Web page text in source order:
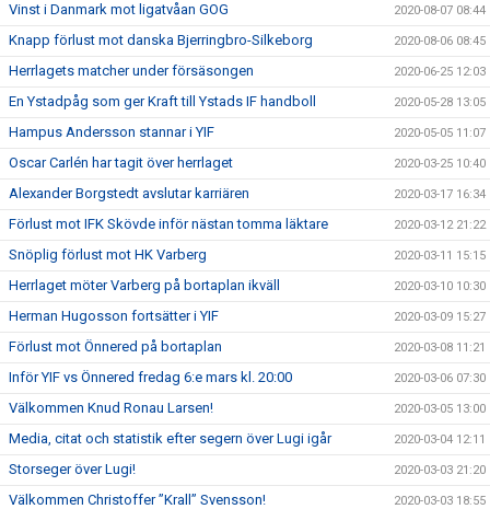
Vinst i Danmark mot ligatvåan GOG 2020-08-07 08:44
Knapp förlust mot danska Bjerringbro-Silkeborg 2020-08-06 08:45
Herrlagets matcher under försäsongen 2020-06-25 12:03
En Ystadpåg som ger Kraft till Ystads IF handboll 2020-05-28 13:05
Hampus Andersson stannar i YIF 2020-05-05 11:07
Oscar Carlén har tagit över herrlaget 2020-03-25 10:40
Alexander Borgstedt avslutar karriären 2020-03-17 16:34
Förlust mot IFK Skövde inför nästan tomma läktare 2020-03-12 21:22
Snöplig förlust mot HK Varberg 2020-03-11 15:15
Herrlaget möter Varberg på bortaplan ikväll 2020-03-10 10:30
Herman Hugosson fortsätter i YIF 2020-03-09 15:27
Förlust mot Önnered på bortaplan 2020-03-08 11:21
Inför YIF vs Önnered fredag 6:e mars kl. 20:00 2020-03-06 07:30
Välkommen Knud Ronau Larsen! 2020-03-05 13:00
Media, citat och statistik efter segern över Lugi igår 2020-03-04 12:11
Storseger över Lugi! 2020-03-03 21:20
Välkommen Christoffer ”Krall” Svensson! 2020-03-03 18:55